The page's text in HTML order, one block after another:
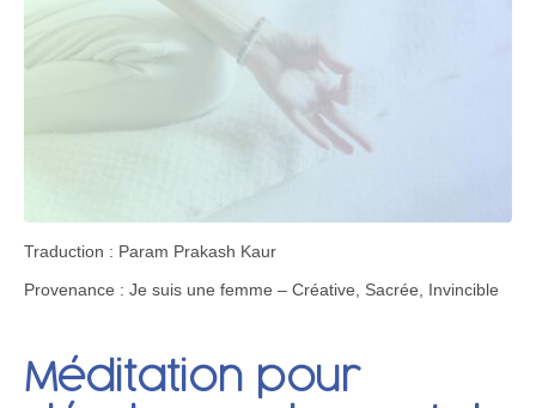
Traduction : Param Prakash Kaur
Provenance : Je suis une femme – Créative, Sacrée, Invincible
Méditation pour